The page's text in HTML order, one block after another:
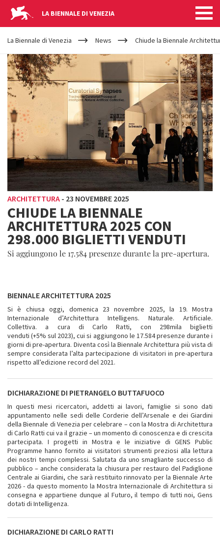
LA BIENNALE DI VENEZIA
YOUR
ARE
HERE
La Biennale di Venezia News Chiude la Biennale
ARCHITETTURA - 23 NOVEMBRE 2025
CHIUDE LA BIENNALE
ARCHITETTURA 2025 CON
298.000 BIGLIETTI VENDUTI
Si aggiungono le 17.584 presenze durante la pre-apertura.
BIENNALE ARCHITETTURA 2025
Si è chiusa oggi, domenica 23 novembre 2025, la 19. Mostra
Internazionale d’Architettura Intelligens. Naturale. Artificiale.
Collettiva. a cura di Carlo Ratti, con 298mila biglietti
venduti (+5% sul 2023), cui si aggiungono le 17.584 presenze durante i
giorni di pre-apertura. Diventa così la Biennale Architettura più vista di
sempre considerata l’alta partecipazione di visitatori in pre-apertura
rispetto all’edizione record del 2021.
DICHIARAZIONE DI PIETRANGELO BUTTAFUOCO
In questi mesi ricercatori, addetti ai lavori, famiglie si sono dati
appuntamento nelle sedi delle Corderie dell’Arsenale e dei Giardini
della Biennale di Venezia per celebrare – con la Mostra di Architettura
di Carlo Ratti cui va il grazie – un momento di conoscenza e di crescita
partecipata. I progetti in Mostra e le iniziative di GENS Public
Programme hanno fornito ai visitatori strumenti preziosi alla lettura
dei nostri tempi complessi. Salutata da uno smagliante successo di
pubblico – anche considerata la chiusura per restauro del Padiglione
Centrale ai Giardini, che sarà restituito rinnovato per la Biennale Arte
2026 - da questo momento la Mostra Internazionale di Architettura si
consegna e appartiene dunque al Futuro, il tempo di tutti noi, Gens
dotati di Intelligenza.
DICHIARAZIONE DI CARLO RATTI